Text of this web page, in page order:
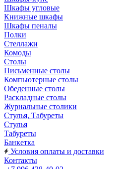
Шкафы угловые
Книжные шкафы
Шкафы пеналы
Полки
Стеллажи
Комоды
Столы
Письменные столы
Компьютерные столы
Обеденные столы
Раскладные столы
Журнальные столики
Стулья, Табуреты
Стулья
Табуреты
Банкетка
Условия оплаты и доставки
Контакты